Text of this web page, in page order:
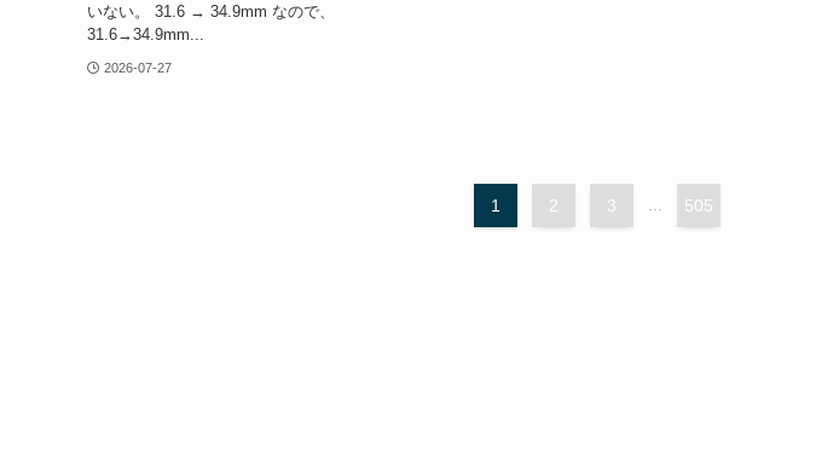
いない。 31.6 → 34.9mm なので、
31.6→34.9mm...
2026-07-27
1 2 3 505